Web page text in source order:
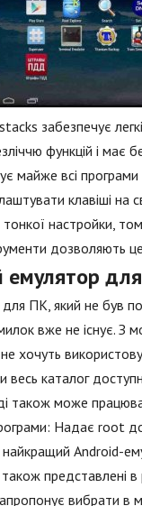
забезпечує
функцій і має
майже всі
клавіші на
настройки,
дозволяють
емулятор
ПК, який не був
вже не існує. З
не хочуть
весь каталог
також може
Надає root
найкращий Android-
представлені
вибрати в